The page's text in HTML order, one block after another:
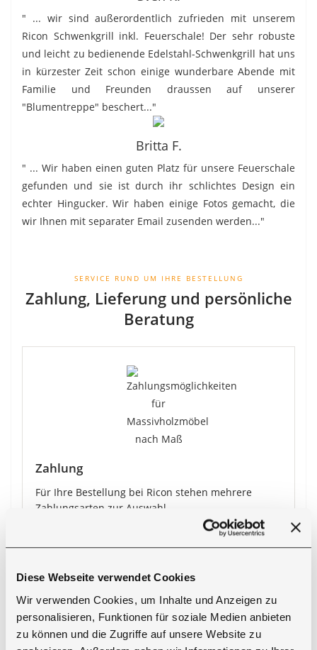
Diese Webseite verwendet Cookies
Wir verwenden Cookies, um Inhalte und Anzeigen zu
personalisieren, Funktionen für soziale Medien anbieten
zu können und die Zugriffe auf unsere Website zu
" ... wir sind außerordentlich zufrieden mit unserem
Ricon Schwenkgrill inkl. Feuerschale! Der sehr robuste
und leicht zu bedienende Edelstahl-Schwenkgrill hat uns
in kürzester Zeit schon einige wunderbare Abende mit
Familie und Freunden draussen auf unserer
"Blumentreppe" beschert..."
Britta F.
" ... Wir haben einen guten Platz für unsere Feuerschale
gefunden und sie ist durch ihr schlichtes Design ein
echter Hingucker. Wir haben einige Fotos gemacht, die
wir Ihnen mit separater Email zusenden werden..."
SERVICE RUND UM IHRE BESTELLUNG
Zahlung, Lieferung und persönliche
Beratung
Zahlung
Für Ihre Bestellung bei Ricon stehen mehrere
Zahlungsarten zur Auswahl.
●Vorkasse
●Barzahlung bei Abholung
●Kreditkarte
Bei Zahlung per Vorkasse erhalten Sie5 % Rabatt
auf den Produktpreis